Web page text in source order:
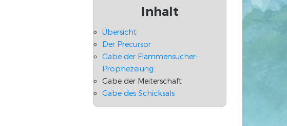
Inhalt
Übersicht
Der Precursor
Gabe der Flammensucher-
Prophezeiung
Gabe der Meiterschaft
Gabe des Schicksals